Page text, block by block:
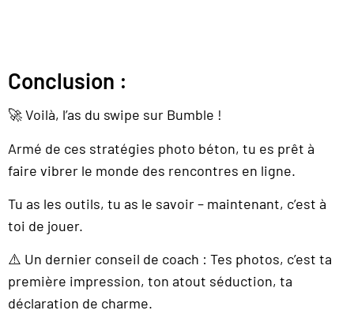
Conclusion :
🚀 Voilà, l’as du swipe sur Bumble !
Armé de ces stratégies photo béton, tu es prêt à
faire vibrer le monde des rencontres en ligne.
Tu as les outils, tu as le savoir – maintenant, c’est à
toi de jouer.
⚠️ Un dernier conseil de coach : Tes photos, c’est ta
première impression, ton atout séduction, ta
déclaration de charme.